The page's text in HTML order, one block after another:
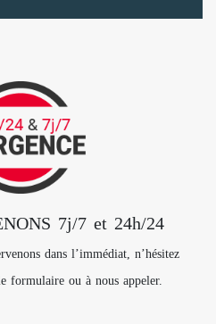
7j/7 et 24h/24
dans l’immédiat, n’hésitez
formulaire ou à nous appeler.